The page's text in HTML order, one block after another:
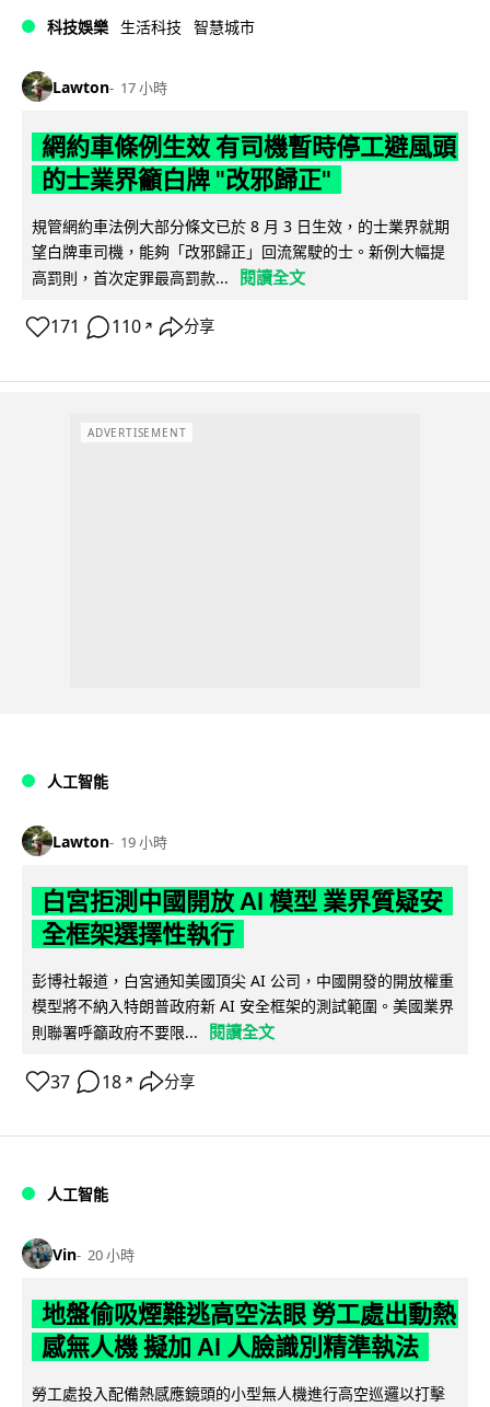
科技娛樂 生活科技 智慧城市
Lawton 17 小時
網約車條例生效 有司機暫時停工避風頭
的士業界籲白牌 "改邪歸正"
規管網約車法例大部分條文已於 8 月 3 日生效，的士業界就期
望白牌車司機，能夠「改邪歸正」回流駕駛的士。新例大幅提
高罰則，首次定罪最高罰款...
閱讀全文
171 110 ↗ 分享
ADVERTISEMENT
人工智能
Lawton 19 小時
白宮拒測中國開放 AI 模型 業界質疑安
全框架選擇性執行
彭博社報道，白宮通知美國頂尖 AI 公司，中國開發的開放權重
模型將不納入特朗普政府新 AI 安全框架的測試範圍。美國業界
則聯署呼籲政府不要限...
閱讀全文
37 18 ↗ 分享
人工智能
Vin 20 小時
地盤偷吸煙難逃高空法眼 勞工處出動熱
感無人機 擬加 AI 人臉識別精準執法
勞工處投入配備熱感應鏡頭的小型無人機進行高空巡邏以打擊